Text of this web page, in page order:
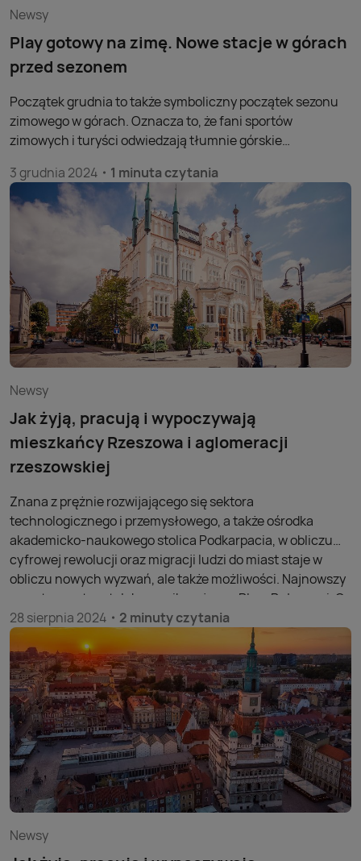
Newsy
Play gotowy na zimę. Nowe stacje w górach
przed sezonem
Początek grudnia to także symboliczny początek sezonu
zimowego w górach. Oznacza to, że fani sportów
zimowych i turyści odwiedzają tłumnie górskie
obszarze.
3 grudnia 2024 1 minuta czytania
Newsy
Jak żyją, pracują i wypoczywają
mieszkańcy Rzeszowa i aglomeracji
rzeszowskiej
Znana z prężnie rozwijającego się sektora
technologicznego i przemysłowego, a także ośrodka
akademicko-naukowego stolica Podkarpacia, w obliczu
cyfrowej rewolucji oraz migracji ludzi do miast staje w
obliczu nowych wyzwań, ale także możliwości. Najnowszy
raport operatora telekomunikacyjnego Play „Połączeni. Co
dane telekomunikacyjne mówią o mieszkańcach 12
polskich metropolii” pokazuje, jak żyją, pracują oraz
wypoczywają mieszkańcy największych polskich miast.
28 sierpnia 2024 2 minuty czytania
Newsy